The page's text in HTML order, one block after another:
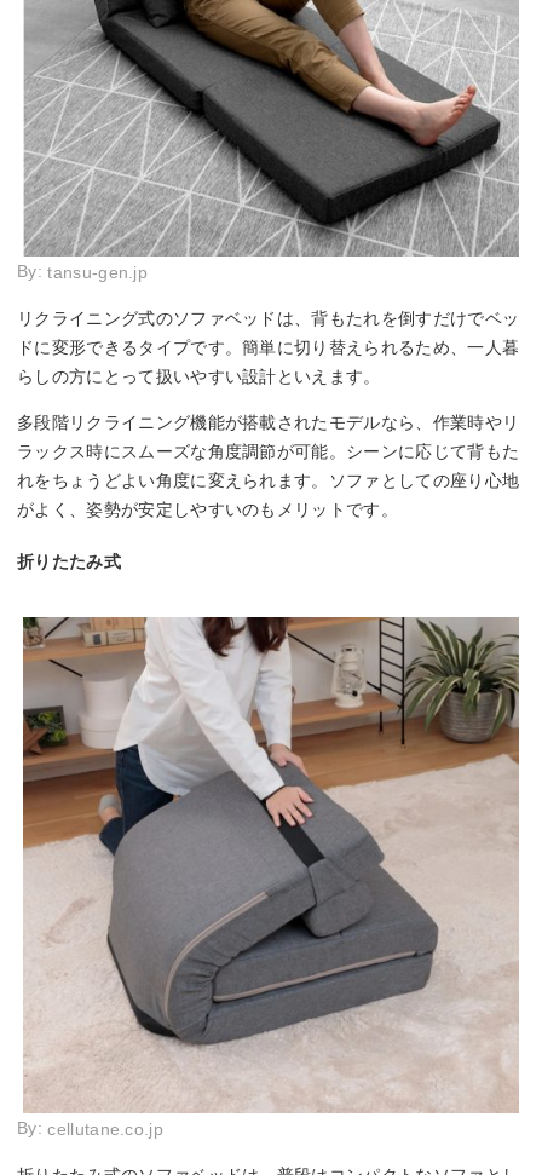
By:tansu-gen.jp
リクライニング式のソファベッドは、背もたれを倒すだけでベッ
ドに変形できるタイプです。簡単に切り替えられるため、一人暮
らしの方にとって扱いやすい設計といえます。
多段階リクライニング機能が搭載されたモデルなら、作業時やリ
ラックス時にスムーズな角度調節が可能。シーンに応じて背もた
れをちょうどよい角度に変えられます。ソファとしての座り心地
がよく、姿勢が安定しやすいのもメリットです。
折りたたみ式
By:cellutane.co.jp